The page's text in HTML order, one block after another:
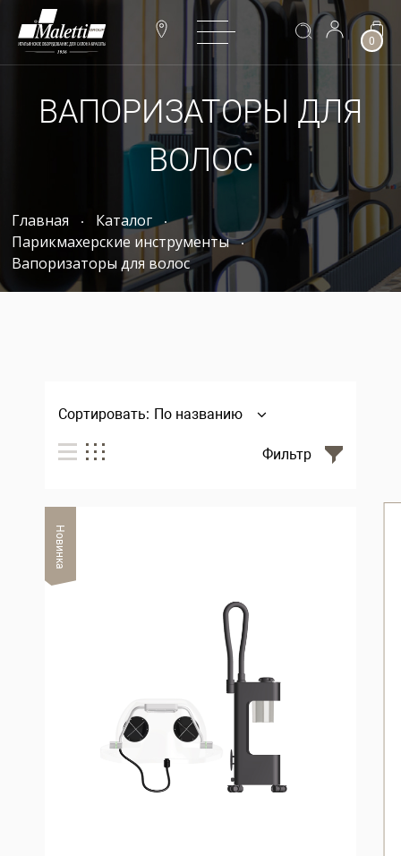
0
ВАПОРИЗАТОРЫ ДЛЯ
ВОЛОС
Главная
Каталог
Парикмахерские инструменты
Вапоризаторы для волос
Сортировать: По названию
Фильтр
Новинка